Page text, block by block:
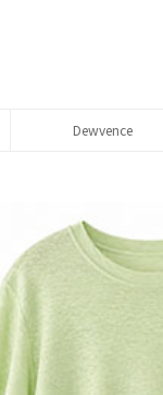
Dewvence